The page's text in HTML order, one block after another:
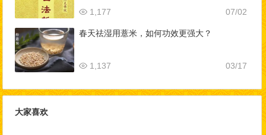
07/02
1,177
春天祛湿用薏米，如何功效更强大？
03/17
1,137
大家喜欢